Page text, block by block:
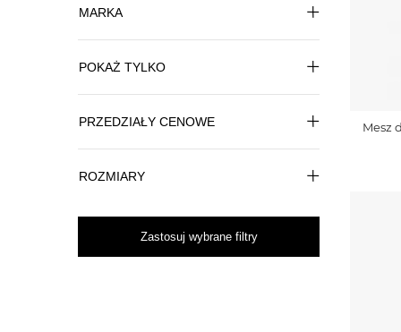
MARKA
POKAŻ TYLKO
PRZEDZIAŁY CENOWE
ROZMIARY
Zastosuj wybrane filtry
Mesz